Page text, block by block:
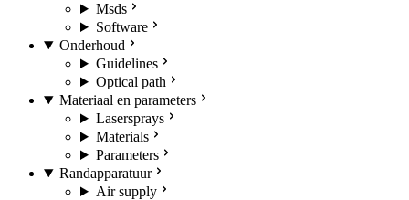
Msds
Software
Onderhoud
Guidelines
Optical path
Materiaal en parameters
Lasersprays
Materials
Parameters
Randapparatuur
Air supply